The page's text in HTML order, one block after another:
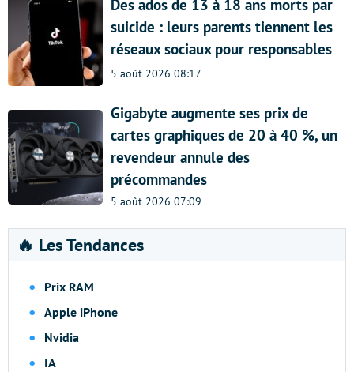
Des ados de 13 à 18 ans morts par
suicide : leurs parents tiennent les
réseaux sociaux pour responsables
5 août 2026 08:17
Gigabyte augmente ses prix de
cartes graphiques de 20 à 40 %, un
revendeur annule des
précommandes
5 août 2026 07:09
🔥 Les Tendances
Prix RAM
Apple iPhone
Nvidia
IA